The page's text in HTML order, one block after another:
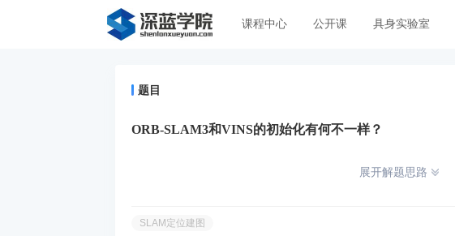
课程中心 公开课 具身实验室
题目
ORB-SLAM3和VINS的初始化有何不一样？
展开解题思路
SLAM定位建图